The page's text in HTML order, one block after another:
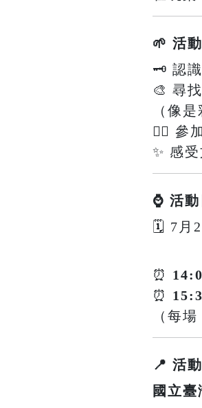
🌱 活
🗝️ 認識
🎨 尋
（像
🕵️‍♀️ 參
✨ 感
⌚ 活
🗓 7月
⏰
⏰
（每
📍 活
國立